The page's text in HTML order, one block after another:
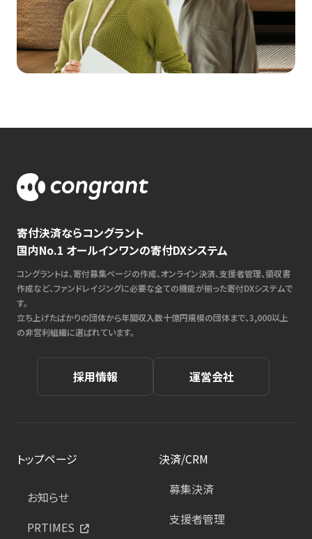
寄付決済ならコングラント
国内No.1 オールインワンの寄付DXシステム
コングラントは、寄付募集ページの作成、オンライン決済、支援者管理、領収書
作成など、ファンドレイジングに必要な全ての機能が揃った寄付DXシステムで
す。
立ち上げたばかりの団体から年間収入数十億円規模の団体まで、3,000以上
の非営利組織に選ばれています。
採用情報 運営会社
トップページ
お知らせ
PRTIMES
決済/CRM
募集決済
支援者管理